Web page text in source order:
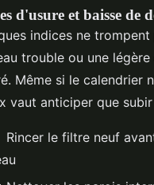
d'usure et baisse de
indices ne
trouble ou une
Même si le calendrier
vaut anticiper que
Rincer le filtre neuf